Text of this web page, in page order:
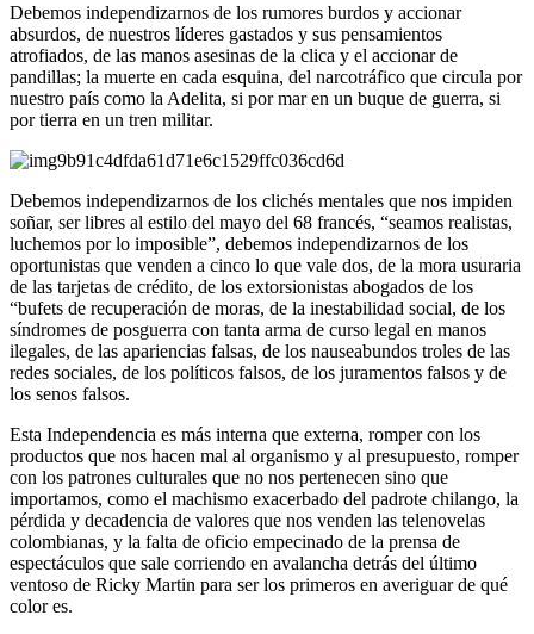
Debemos independizarnos de los rumores burdos y accionar
absurdos, de nuestros líderes gastados y sus pensamientos
atrofiados, de las manos asesinas de la clica y el accionar de
pandillas; la muerte en cada esquina, del narcotráfico que circula por
nuestro país como la Adelita, si por mar en un buque de guerra, si
por tierra en un tren militar.
Debemos independizarnos de los clichés mentales que nos impiden
soñar, ser libres al estilo del mayo del 68 francés, “seamos realistas,
luchemos por lo imposible”, debemos independizarnos de los
oportunistas que venden a cinco lo que vale dos, de la mora usuraria
de las tarjetas de crédito, de los extorsionistas abogados de los
“bufets de recuperación de moras, de la inestabilidad social, de los
síndromes de posguerra con tanta arma de curso legal en manos
ilegales, de las apariencias falsas, de los nauseabundos troles de las
redes sociales, de los políticos falsos, de los juramentos falsos y de
los senos falsos.
Esta Independencia es más interna que externa, romper con los
productos que nos hacen mal al organismo y al presupuesto, romper
con los patrones culturales que no nos pertenecen sino que
importamos, como el machismo exacerbado del padrote chilango, la
pérdida y decadencia de valores que nos venden las telenovelas
colombianas, y la falta de oficio empecinado de la prensa de
espectáculos que sale corriendo en avalancha detrás del último
ventoso de Ricky Martin para ser los primeros en averiguar de qué
color es.